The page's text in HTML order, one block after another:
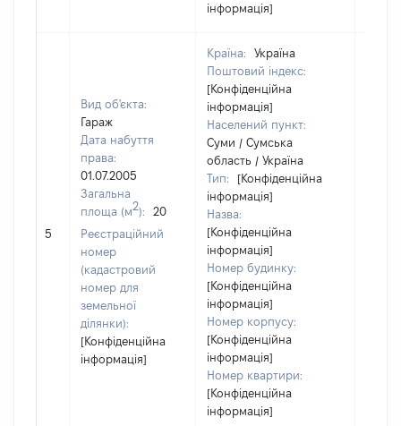
інформація]
5
Вид об'єкта:
Гараж
Дата набуття
права:
01.07.2005
Загальна
площа (м2):
20
Реєстраційний
номер
(кадастровий
номер для
земельної
ділянки):
[Конфіденційна
інформація]
Країна:
Україна
Поштовий індекс:
[Конфіденційна
інформація]
Населений пункт:
Суми / Сумська
область / Україна
Тип:
[Конфіденційна
інформація]
Назва:
[Конфіденційна
інформація]
Номер будинку:
[Конфіденційна
інформація]
Номер корпусу:
[Конфіденційна
інформація]
Номер квартири:
[Конфіденційна
інформація]